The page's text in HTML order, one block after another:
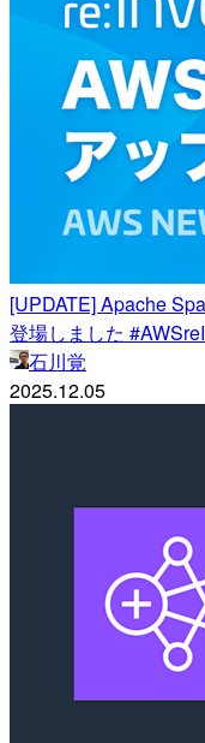
[UPDATE] Apache
登場しました
石川覚
2025.12.05